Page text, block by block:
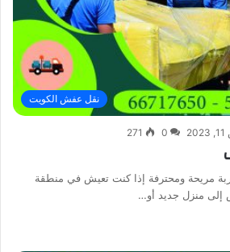
نقل عفش الكويت
0
271
مريحة ومحترفة إذا كنت تعيش في منطقة
منزل جديد أو…